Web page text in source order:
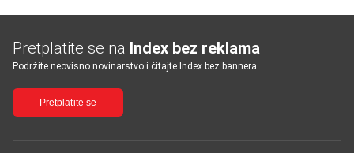
Pretplatite se na Index bez reklama
Podržite neovisno novinarstvo i čitajte Index bez bannera.
Pretplatite se